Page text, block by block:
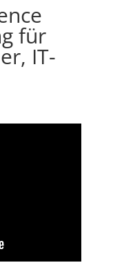
für
IT-